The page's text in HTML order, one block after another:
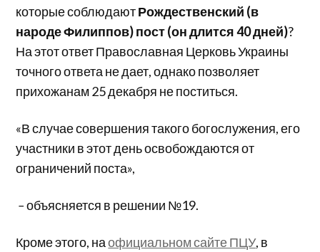
которые соблюдаютРождественский (в
народе Филиппов) пост (он длится 40 дней)?
На этот ответ Православная Церковь Украины
точного ответа не дает, однако позволяет
прихожанам 25 декабря не поститься.
«В случае совершения такого богослужения, его
участники в этот день освобождаются от
ограничений поста»,
–объясняется в решении №19.
Кроме этого, наофициальном сайте ПЦУ, в